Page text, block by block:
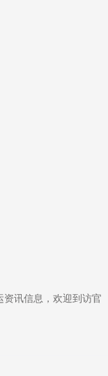
讯信息，欢迎到访官